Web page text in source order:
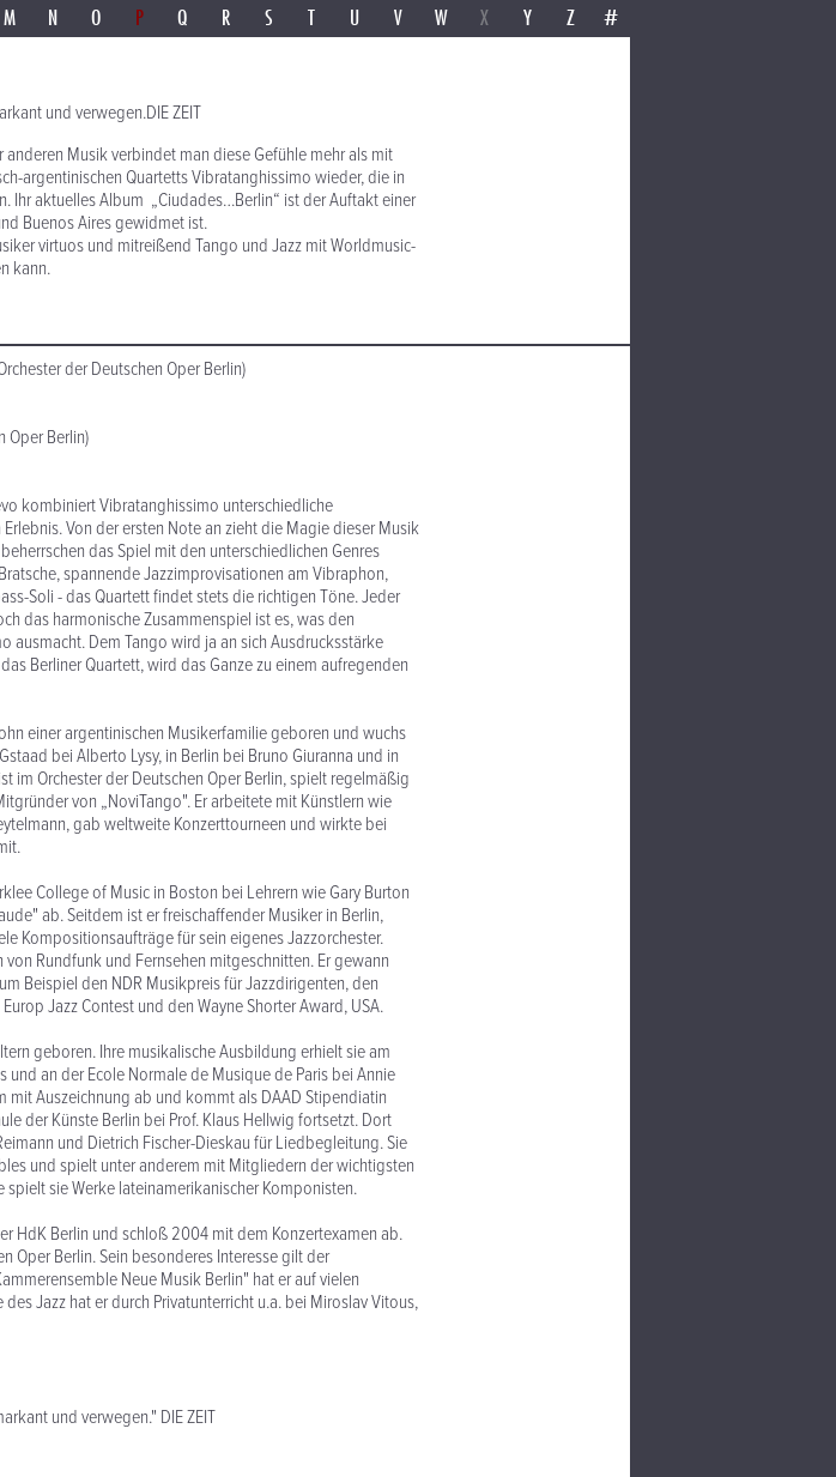
M N O P Q R S T U V W X Y Z #
und verwegen.DIE ZEIT
Musik verbindet man diese Gefühle mehr als mit
argentinischen Quartetts Vibratanghissimo wieder, die in
Ihr aktuelles Album „Ciudades…Berlin“ ist der Auftakt einer
Buenos Aires gewidmet ist.
virtuos und mitreißend Tango und Jazz mit Worldmusic-
kann.
der Deutschen Oper Berlin)
Oper Berlin)
kombiniert Vibratanghissimo unterschiedliche
Von der ersten Note an zieht die Magie dieser Musik
das Spiel mit den unterschiedlichen Genres
spannende Jazzimprovisationen am Vibraphon,
Soli - das Quartett findet stets die richtigen Töne. Jeder
das harmonische Zusammenspiel ist es, was den
ausmacht. Dem Tango wird ja an sich Ausdrucksstärke
Berliner Quartett, wird das Ganze zu einem aufregenden
einer argentinischen Musikerfamilie geboren und wuchs
bei Alberto Lysy, in Berlin bei Bruno Giuranna und in
im Orchester der Deutschen Oper Berlin, spielt regelmäßig
von „NoviTango". Er arbeitete mit Künstlern wie
gab weltweite Konzerttourneen und wirkte bei
College of Music in Boston bei Lehrern wie Gary Burton
ab. Seitdem ist er freischaffender Musiker in Berlin,
Kompositionsaufträge für sein eigenes Jazzorchester.
Rundfunk und Fernsehen mitgeschnitten. Er gewann
Beispiel den NDR Musikpreis für Jazzdirigenten, den
Jazz Contest und den Wayne Shorter Award, USA.
geboren. Ihre musikalische Ausbildung erhielt sie am
an der Ecole Normale de Musique de Paris bei Annie
mit Auszeichnung ab und kommt als DAAD Stipendiatin
der Künste Berlin bei Prof. Klaus Hellwig fortsetzt. Dort
und Dietrich Fischer-Dieskau für Liedbegleitung. Sie
und spielt unter anderem mit Mitgliedern der wichtigsten
sie Werke lateinamerikanischer Komponisten.
HdK Berlin und schloß 2004 mit dem Konzertexamen ab.
Oper Berlin. Sein besonderes Interesse gilt der
Neue Musik Berlin" hat er auf vielen
Jazz hat er durch Privatunterricht u.a. bei Miroslav Vitous,
und verwegen." DIE ZEIT